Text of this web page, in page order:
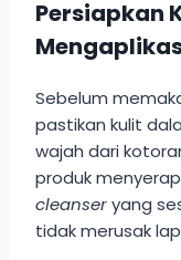
Persiapkan
Sebelum
pastikan kulit
wajah dari
produk
cleanseryang
tidak merusak